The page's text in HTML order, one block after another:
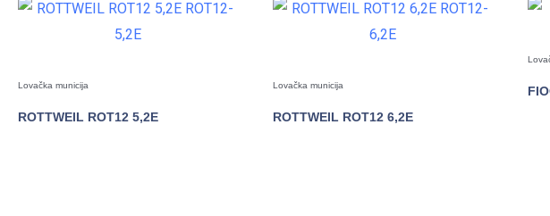
Lovačka municija
ROTTWEIL ROT12 5,2E
Lovačka municija
ROTTWEIL ROT12 6,2E